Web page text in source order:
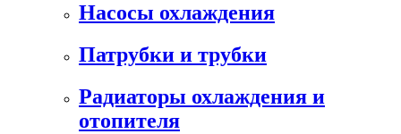
Насосы охлаждения
Патрубки и трубки
Радиаторы охлаждения и
отопителя